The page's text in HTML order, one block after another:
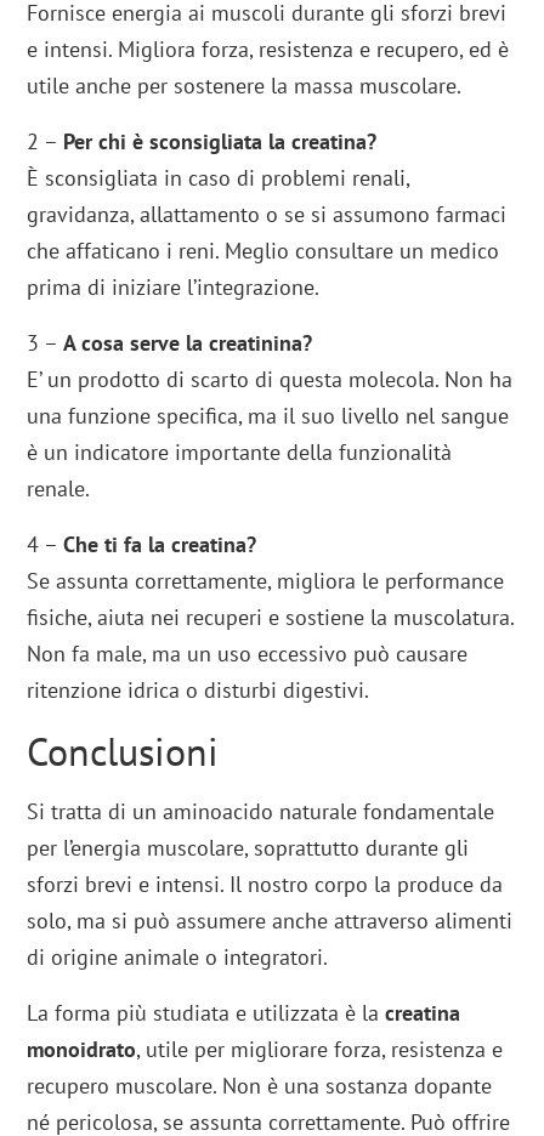
Fornisce energia ai muscoli durante gli sforzi brevi
e intensi. Migliora forza, resistenza e recupero, ed è
utile anche per sostenere la massa muscolare.
2 – Per chi è sconsigliata la creatina?
È sconsigliata in caso di problemi renali,
gravidanza, allattamento o se si assumono farmaci
che affaticano i reni. Meglio consultare un medico
prima di iniziare l’integrazione.
3 –A cosa serve la creatinina?
E’ un prodotto di scarto di questa molecola. Non ha
una funzione specifica, ma il suo livello nel sangue
è un indicatore importante della funzionalità
renale.
4 –Che ti fa la creatina?
Se assunta correttamente, migliora le performance
fisiche, aiuta nei recuperi e sostiene la muscolatura.
Non fa male, ma un uso eccessivo può causare
ritenzione idrica o disturbi digestivi.
Conclusioni
Si tratta di un aminoacido naturale fondamentale
per l’energia muscolare, soprattutto durante gli
sforzi brevi e intensi. Il nostro corpo la produce da
solo, ma si può assumere anche attraverso alimenti
di origine animale o integratori.
La forma più studiata e utilizzata è lacreatina
monoidrato, utile per migliorare forza, resistenza e
recupero muscolare. Non è una sostanza dopante
né pericolosa, se assunta correttamente. Può offrire